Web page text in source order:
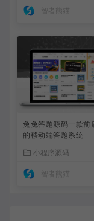
智者熊猫
兔兔答题源码一款前
的移动端答题系统
小程序源码
智者熊猫